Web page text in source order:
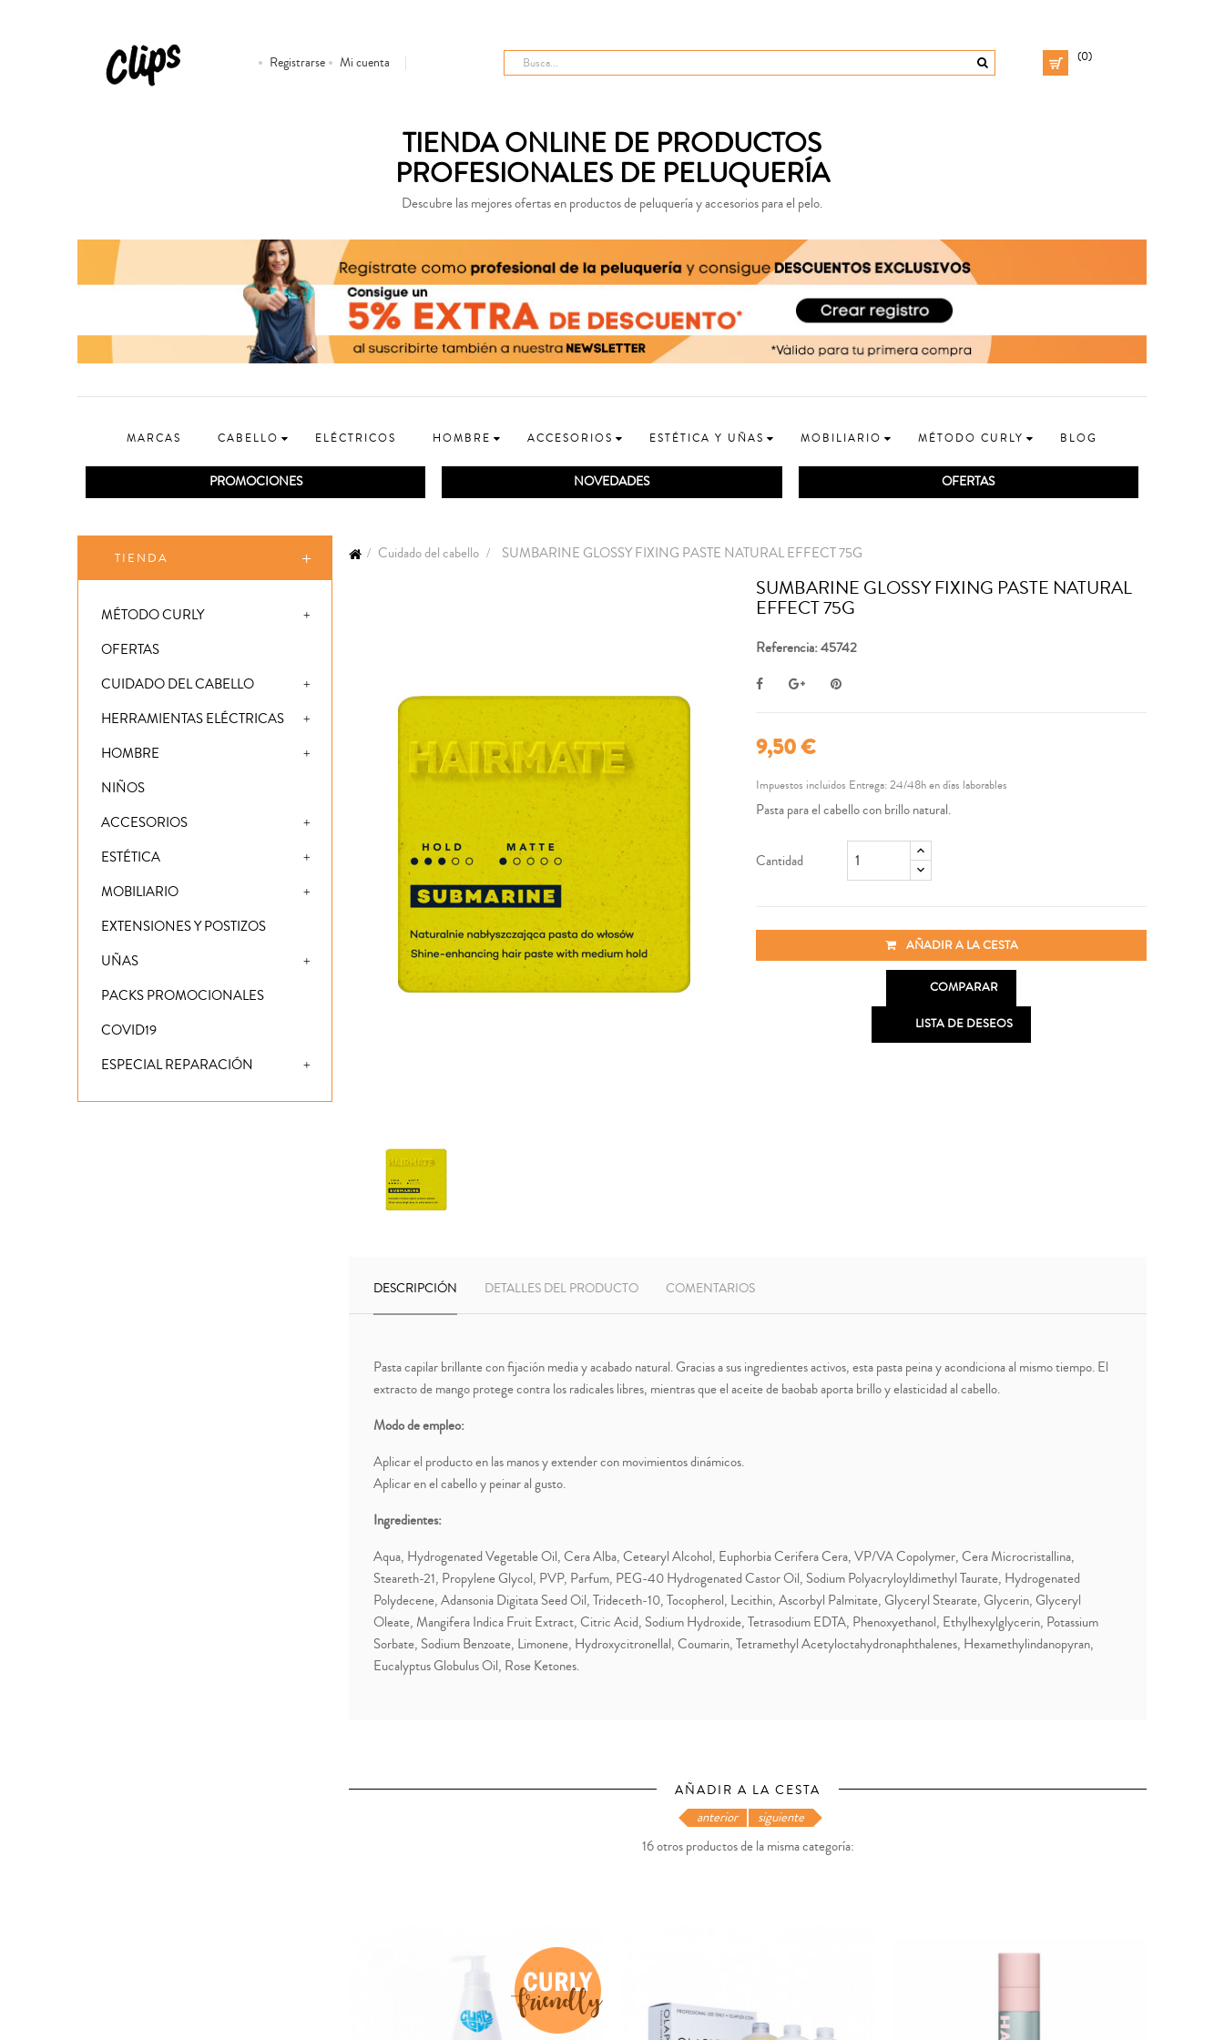
Registrarse Mi cuenta (0)
TIENDA ONLINE DE PRODUCTOS
PROFESIONALES DE PELUQUERÍA
Descubre las mejores ofertas en productos de peluquería y accesorios para el pelo.
MARCAS CABELLO ELÉCTRICOS HOMBRE ACCESORIOS ESTÉTICA Y UÑAS MOBILIARIO MÉTODO CURLY BLOG
PROMOCIONES NOVEDADES OFERTAS
TIENDA
MÉTODO CURLY
OFERTAS
CUIDADO DEL CABELLO
HERRAMIENTAS ELÉCTRICAS
HOMBRE
NIÑOS
ACCESORIOS
ESTÉTICA
MOBILIARIO
EXTENSIONES Y POSTIZOS
UÑAS
PACKS PROMOCIONALES
COVID19
ESPECIAL REPARACIÓN
Cuidado del cabello SUMBARINE GLOSSY FIXING PASTE NATURAL EFFECT 75G
SUMBARINE GLOSSY FIXING PASTE NATURAL
EFFECT 75G
Referencia: 45742
9,50 €
Impuestos incluidos Entrega: 24/48h en días laborables
Pasta para el cabello con brillo natural.
Cantidad
AÑADIR A LA CESTA
COMPARAR
LISTA DE DESEOS
DESCRIPCIÓN DETALLES DEL PRODUCTO COMENTARIOS
Pasta capilar brillante con fijación media y acabado natural. Gracias a sus ingredientes activos, esta pasta peina y acondiciona al mismo tiempo. El
extracto de mango protege contra los radicales libres, mientras que el aceite de baobab aporta brillo y elasticidad al cabello.
Modo de empleo:
Aplicar el producto en las manos y extender con movimientos dinámicos.
Aplicar en el cabello y peinar al gusto.
Ingredientes:
Aqua, Hydrogenated Vegetable Oil, Cera Alba, Cetearyl Alcohol, Euphorbia Cerifera Cera, VP/VA Copolymer, Cera Microcristallina,
Steareth-21, Propylene Glycol, PVP, Parfum, PEG-40 Hydrogenated Castor Oil, Sodium Polyacryloyldimethyl Taurate, Hydrogenated
Polydecene, Adansonia Digitata Seed Oil, Trideceth-10, Tocopherol, Lecithin, Ascorbyl Palmitate, Glyceryl Stearate, Glycerin, Glyceryl
Oleate, Mangifera Indica Fruit Extract, Citric Acid, Sodium Hydroxide, Tetrasodium EDTA, Phenoxyethanol, Ethylhexylglycerin, Potassium
Sorbate, Sodium Benzoate, Limonene, Hydroxycitronellal, Coumarin, Tetramethyl Acetyloctahydronaphthalenes, Hexamethylindanopyran,
Eucalyptus Globulus Oil, Rose Ketones.
AÑADIR A LA CESTA
16 otros productos de la misma categoría:
anterior siguiente